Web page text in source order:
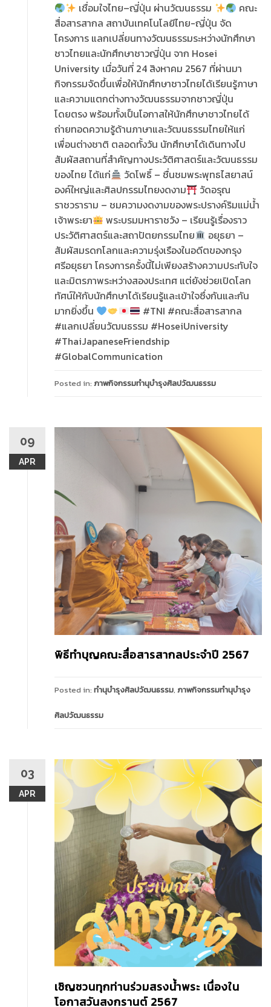
เชื่อมใจไทย–ญี่ปุ่น ผ่านวัฒนธรรม
คณะ
สื่อสารสากล สถาบันเทคโนโลยีไทย-ญี่ปุ่น จัด
โครงการ แลกเปลี่ยนทางวัฒนธรรมระหว่างนักศึกษา
ชาวไทยและนักศึกษาชาวญี่ปุ่น จาก Hosei
University เมื่อวันที่ 24 สิงหาคม 2567 ที่ผ่านมา
กิจกรรมจัดขึ้นเพื่อให้นักศึกษาชาวไทยได้เรียนรู้ภาษา
และความแตกต่างทางวัฒนธรรมจากชาวญี่ปุ่น
โดยตรง พร้อมทั้งเป็นโอกาสให้นักศึกษาชาวไทยได้
ถ่ายทอดความรู้ด้านภาษาและวัฒนธรรมไทยให้แก่
เพื่อนต่างชาติ ตลอดทั้งวัน นักศึกษาได้เดินทางไป
สัมผัสสถานที่สำคัญทางประวัติศาสตร์และวัฒนธรรม
ของไทย ได้แก่
วัดโพธิ์ – ชื่นชมพระพุทธไสยาสน์
องค์ใหญ่และศิลปกรรมไทยงดงาม
วัดอรุณ
ราชวราราม – ชมความงดงามของพระปรางค์ริมแม่น้ำ
เจ้าพระยา
พระบรมมหาราชวัง – เรียนรู้เรื่องราว
ประวัติศาสตร์และสถาปัตยกรรมไทย
อยุธยา –
สัมผัสมรดกโลกและความรุ่งเรืองในอดีตของกรุง
ศรีอยุธยา โครงการครั้งนี้ไม่เพียงสร้างความประทับใจ
และมิตรภาพระหว่างสองประเทศ แต่ยังช่วยเปิดโลก
ทัศน์ให้กับนักศึกษาได้เรียนรู้และเข้าใจซึ่งกันและกัน
มากยิ่งขึ้น
#TNI #คณะสื่อสารสากล
#แลกเปลี่ยนวัฒนธรรม #HoseiUniversity
#ThaiJapaneseFriendship
#GlobalCommunication
Posted in: ภาพกิจกรรมทำนุบำรุงศิลปวัฒนธรรม
09
APR
พิธีทำบุญคณะสื่อสารสากลประจำปี 2567
Posted in: ทำนุบำรุงศิลปวัฒนธรรม, ภาพกิจกรรมทำนุบำรุง
ศิลปวัฒนธรรม
03
APR
เชิญชวนทุกท่านร่วมสรงน้ำพระ เนื่องใน
โอกาสวันสงกรานต์ 2567